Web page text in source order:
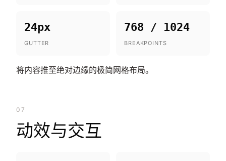
24px
GUTTER
768 / 1024
BREAKPOINTS
将内容推至绝对边缘的极简网格布局。
07
动效与交互